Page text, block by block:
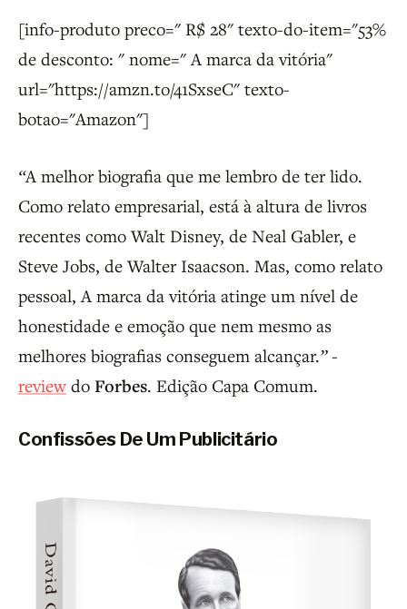
[info-produto preco=" R$ 28" texto-do-item="53%
de desconto: " nome=" A marca da vitória"
url="https://amzn.to/41SxseC" texto-
botao="Amazon"]
“A melhor biografia que me lembro de ter lido.
Como relato empresarial, está à altura de livros
recentes como Walt Disney, de Neal Gabler, e
Steve Jobs, de Walter Isaacson. Mas, como relato
pessoal, A marca da vitória atinge um nível de
honestidade e emoção que nem mesmo as
melhores biografias conseguem alcançar.”-
review do Forbes. Edição Capa Comum.
Confissões De Um Publicitário